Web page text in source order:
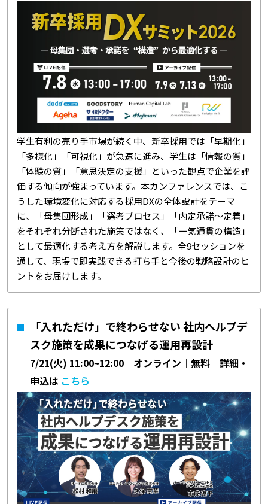
学生有利の売り手市場が続く中、新卒採用では「早期化」
「多様化」「可視化」が急速に進み、学生は「情報の質」
「体験の質」「意思決定の支援」といった観点で企業を評
価する傾向が強まっています。本カンファレンスでは、こ
うした環境変化に対応する採用DXの全体設計をテーマ
に、「母集団形成」「選考プロセス」「内定承諾～定着」
をそれぞれ分断された施策ではなく、「一気通貫の構造」
として最適化する考え方を解説します。全9セッションを
通して、現場で即実践できる打ち手と今後の戦略設計のヒ
ントをお届けします。
「入れただけ」で終わらせない 社内ヘルプデ
スク施策を成果につなげる運用再設計
7/21(火) 11:00~12:00｜オンライン｜無料｜詳細・
申込は こちら